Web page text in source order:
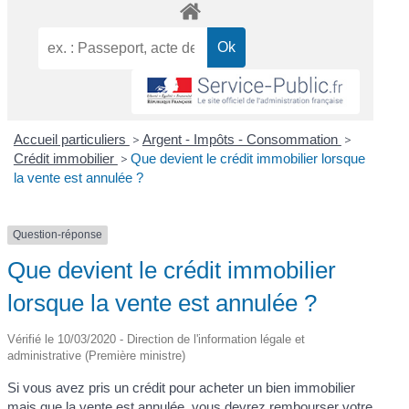
Accueil particuliers > Argent - Impôts - Consommation >
Crédit immobilier > Que devient le crédit immobilier lorsque
la vente est annulée ?
Question-réponse
Que devient le crédit immobilier
lorsque la vente est annulée ?
Vérifié le 10/03/2020 - Direction de l'information légale et
administrative (Première ministre)
Si vous avez pris un crédit pour acheter un bien immobilier